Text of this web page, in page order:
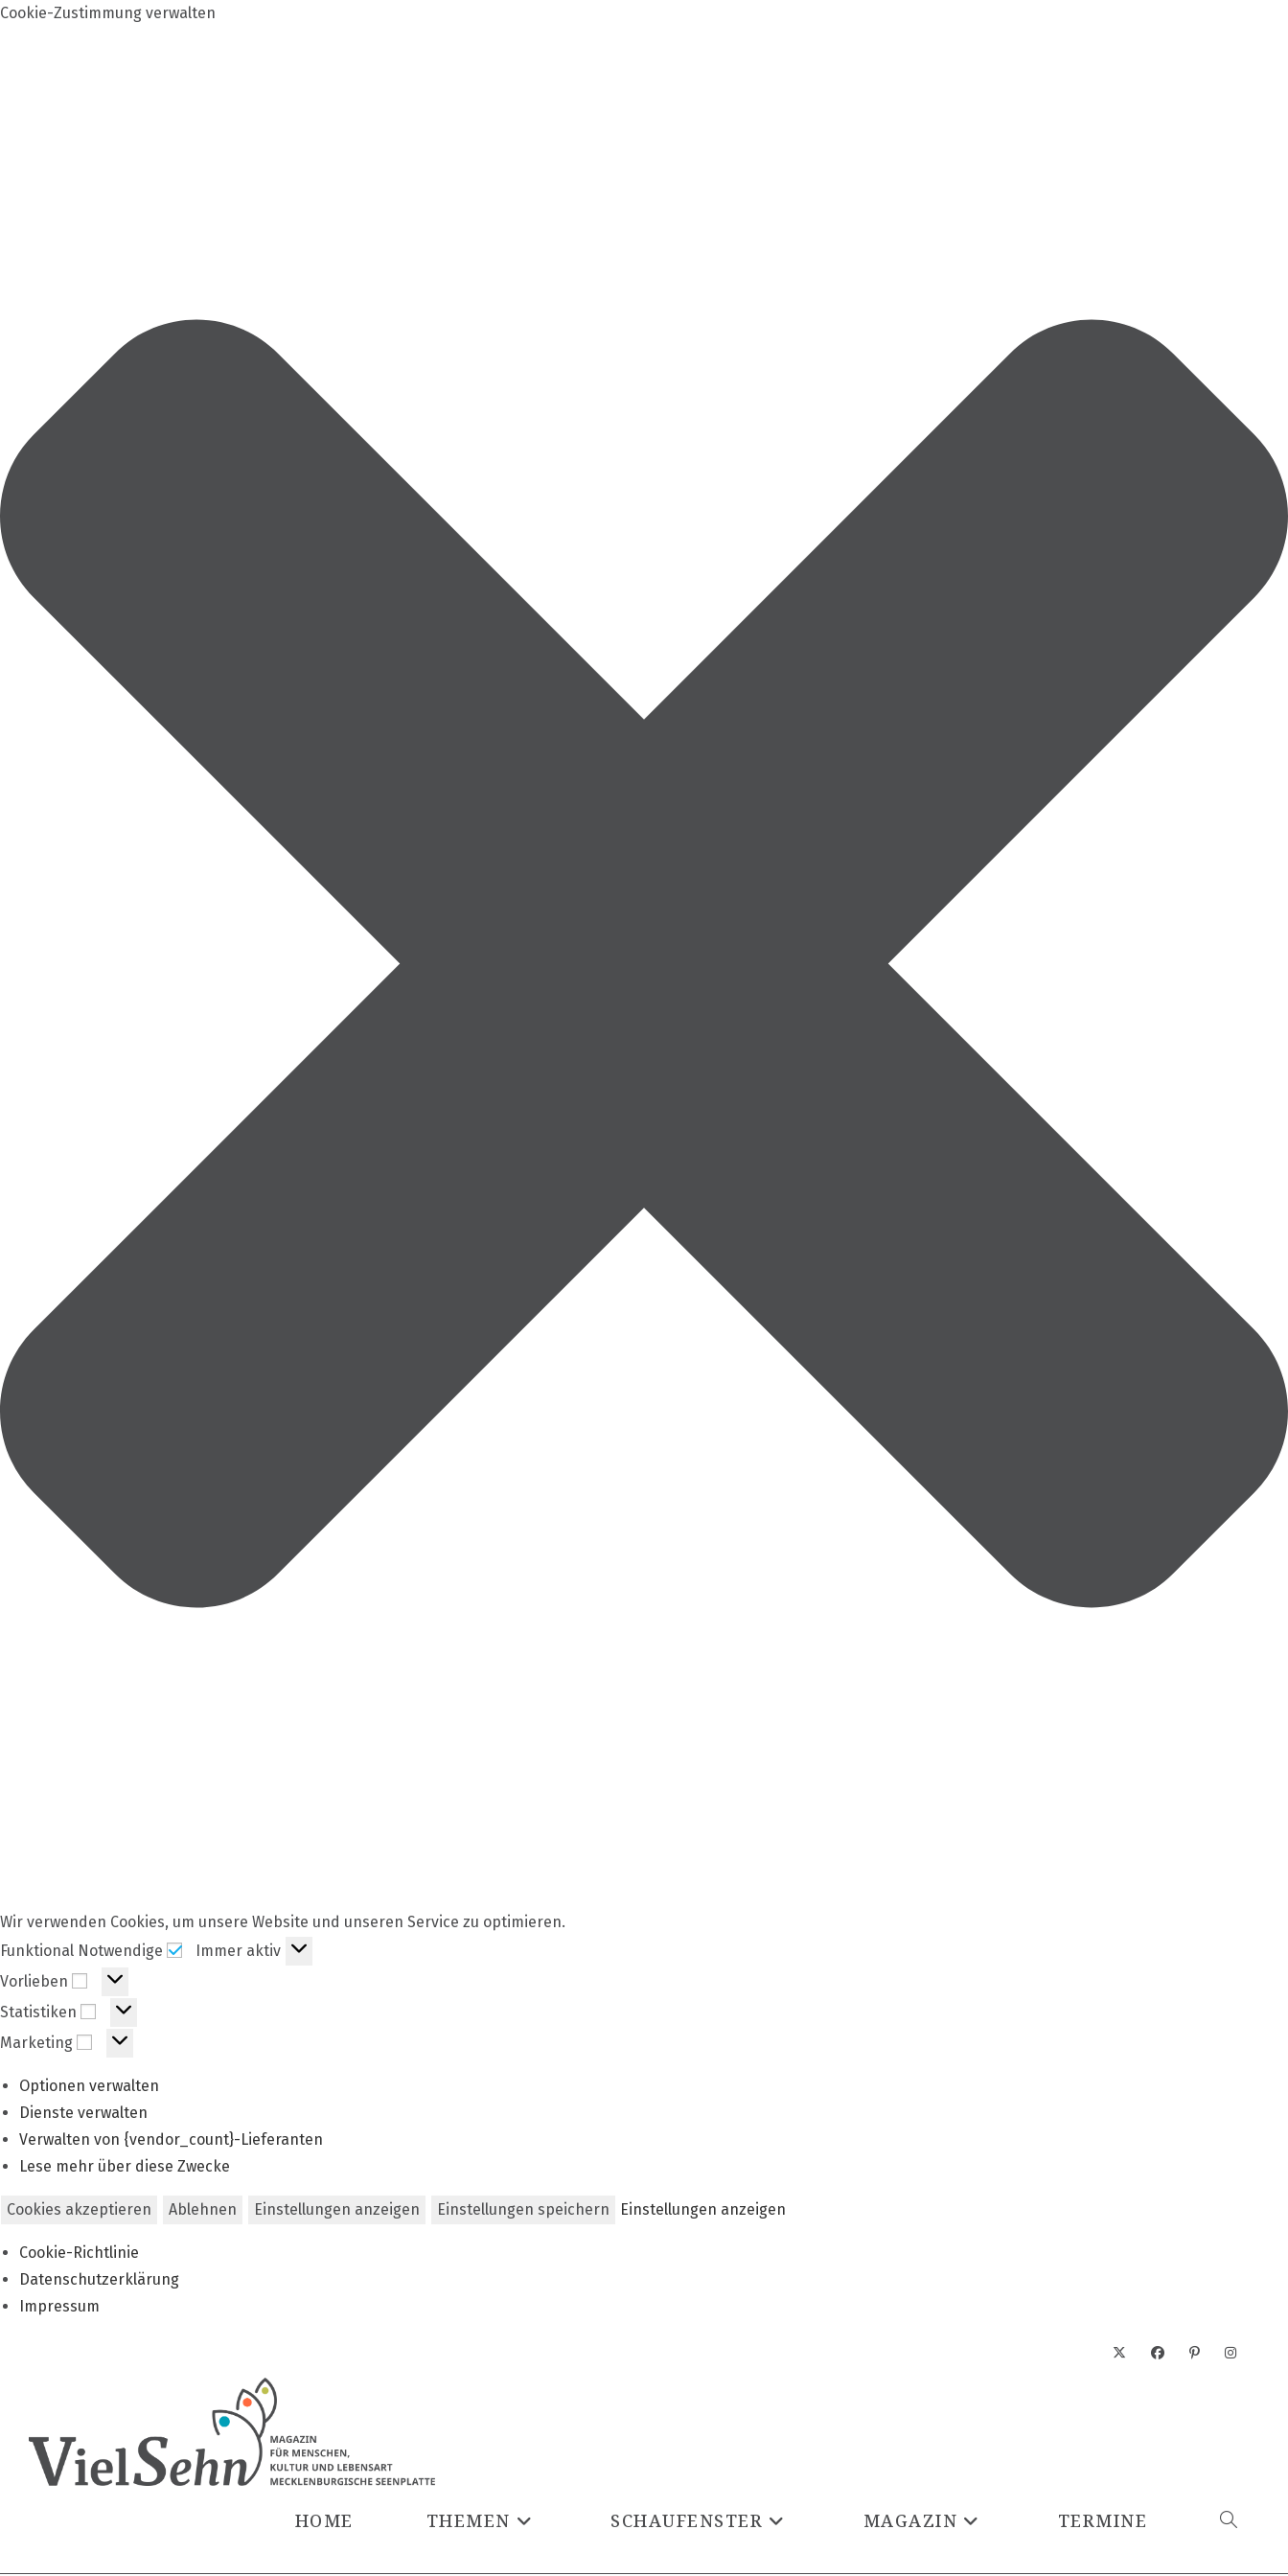
Cookie-Zustimmung verwalten
Wir verwenden Cookies, um unsere Website und unseren Service zu optimieren.
Funktional Notwendige
Funktional
Immer aktiv
Vorlieben
Vorlieben
Statistiken Statistiken
Marketing Marketing
Optionen verwalten
Dienste verwalten
Verwalten von {vendor_count}-Lieferanten
Lese mehr über diese Zwecke
Cookies akzeptieren Ablehnen Einstellungen anzeigen Einstellungen speichern Einstellungen anzeigen
Cookie-Richtlinie
Datenschutzerklärung
Impressum
HOME THEMEN SCHAUFENSTER MAGAZIN TERMINE WEBSITE-